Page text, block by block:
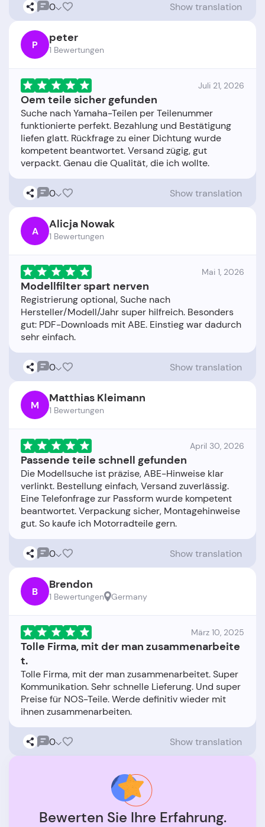
0 Show translation
P peter
1 Bewertungen
Juli 21, 2026
Oem teile sicher gefunden
Suche nach Yamaha-Teilen per Teilenummer
funktionierte perfekt. Bezahlung und Bestätigung
liefen glatt. Rückfrage zu einer Dichtung wurde
kompetent beantwortet. Versand zügig, gut
0 Show translation
A Alicja Nowak
1 Bewertungen
Mai 1, 2026
Modellfilter spart nerven
Registrierung optional, Suche nach
Hersteller/Modell/Jahr super hilfreich. Besonders
gut: PDF-Downloads mit ABE. Einstieg war dadurch
0 Show translation
M Matthias Kleimann
1 Bewertungen
April 30, 2026
Passende teile schnell gefunden
Die Modellsuche ist präzise, ABE-Hinweise klar
verlinkt. Bestellung einfach, Versand zuverlässig.
Eine Telefonfrage zur Passform wurde kompetent
beantwortet. Verpackung sicher, Montagehinweise
0 Show translation
B Brendon
1 Bewertungen Germany
März 10, 2025
Tolle Firma, mit der man zusammenarbeite
t.
Tolle Firma, mit der man zusammenarbeitet. Super
Kommunikation. Sehr schnelle Lieferung. Und super
Preise für NOS-Teile. Werde definitiv wieder mit
0 Show translation
Bewerten Sie Ihre Erfahrung.